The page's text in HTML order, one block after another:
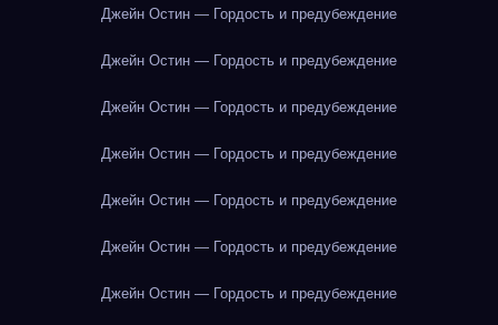
Джейн Остин — Гордость и предубеждение
Джейн Остин — Гордость и предубеждение
Джейн Остин — Гордость и предубеждение
Джейн Остин — Гордость и предубеждение
Джейн Остин — Гордость и предубеждение
Джейн Остин — Гордость и предубеждение
Джейн Остин — Гордость и предубеждение